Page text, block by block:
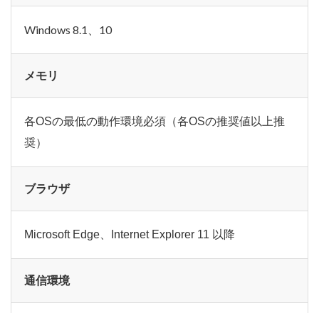
Windows 8.1、10
メモリ
各OSの最低の動作環境必須（各OSの推奨値以上推
奨）
ブラウザ
Microsoft Edge、Internet Explorer 11 以降
通信環境